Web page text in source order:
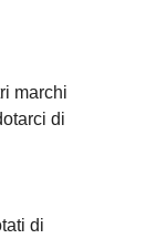
marchi
di
di